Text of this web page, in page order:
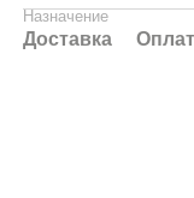
Назначение
Доставка